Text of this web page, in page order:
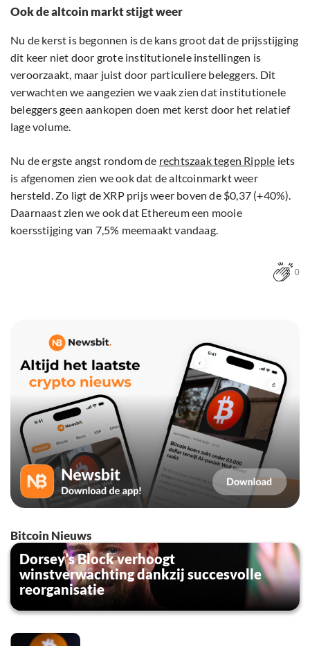
Ook de altcoin markt stijgt weer
Nu de kerst is begonnen is de kans groot dat de prijsstijging
dit keer niet door grote institutionele instellingen is
veroorzaakt, maar juist door particuliere beleggers. Dit
verwachten we aangezien we vaak zien dat institutionele
beleggers geen aankopen doen met kerst door het relatief
lage volume.
Nu de ergste angst rondom de rechtszaak tegen Ripple iets
is afgenomen zien we ook dat de altcoinmarkt weer
hersteld. Zo ligt de XRP prijs weer boven de $0,37 (+40%).
Daarnaast zien we ook dat Ethereum een mooie
koersstijging van 7,5% meemaakt vandaag.
0
Bitcoin Nieuws
Dorsey’s Block verhoogt
winstverwachting dankzij succesvolle
reorganisatie